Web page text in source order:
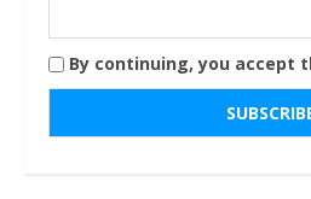
By continuing, you accept